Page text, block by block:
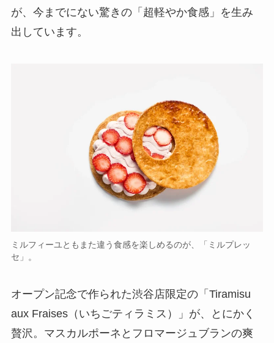
が、今までにない驚きの「超軽やか食感」を生み
出しています。
ミルフィーユともまた違う食感を楽しめるのが、「ミルプレッ
セ」。
オープン記念で作られた渋谷店限定の「Tiramisu
aux Fraises（いちごティラミス）」が、とにかく
贅沢。マスカルポーネとフロマージュブランの爽